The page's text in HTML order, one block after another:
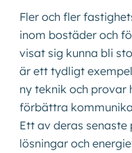
Fler och fler
inom bostäder och
visat sig kunna bli
är ett tydligt
ny teknik och provar
förbättra
Ett av deras
lösningar och